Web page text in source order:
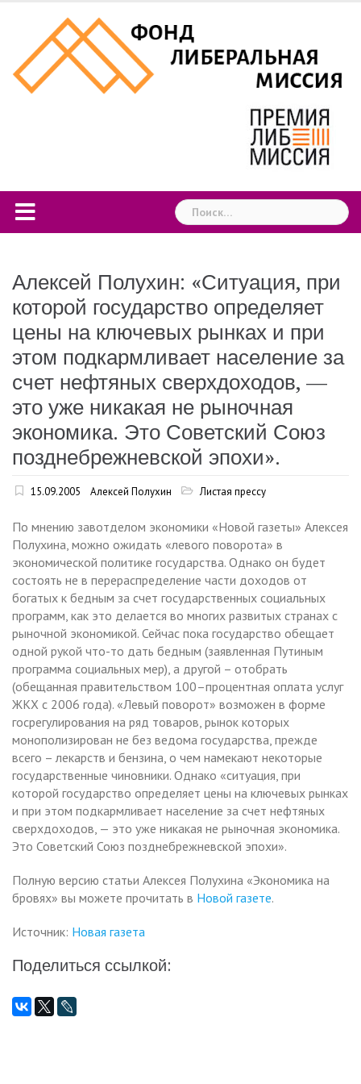
content
Найти:
Алексей Полухин: «Ситуация, при
которой государство определяет
цены на ключевых рынках и при
этом подкармливает население за
счет нефтяных сверхдоходов, —
это уже никакая не рыночная
экономика. Это Советский Союз
позднебрежневской эпохи».
15.09.2005 Алексей Полухин Листая прессу
По мнению завотделом экономики «Новой газеты» Алексея
Полухина, можно ожидать «левого поворота» в
экономической политике государства. Однако он будет
состоять не в перераспределение части доходов от
богатых к бедным за счет государственных социальных
программ, как это делается во многих развитых странах с
рыночной экономикой. Сейчас пока государство обещает
одной рукой что-то дать бедным (заявленная Путиным
программа социальных мер), а другой – отобрать
(обещанная правительством 100–процентная оплата услуг
ЖКХ с 2006 года). «Левый поворот» возможен в форме
госрегулирования на ряд товаров, рынок которых
монополизирован не без ведома государства, прежде
всего – лекарств и бензина, о чем намекают некоторые
государственные чиновники. Однако «ситуация, при
которой государство определяет цены на ключевых рынках
и при этом подкармливает население за счет нефтяных
сверхдоходов, — это уже никакая не рыночная экономика.
Это Советский Союз позднебрежневской эпохи».
Полную версию статьи Алексея Полухина «Экономика на
бровях» вы можете прочитать в Новой газете.
Источник: Новая газета
Поделиться ссылкой: